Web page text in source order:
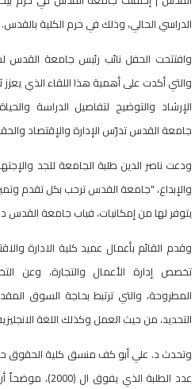
الدراسي الحالي، وذلك في حرم الكلية بالقدس.
وافتتحت الحفل نائب رئيس جامعة القدس
والتي أكدت على أهمية هذا اللقاء الذي
الإرشاد والتوضيح لتفاصيل الدراسة
جامعة القدس تدرّس الإدارة والإقتصاد
ودعت ناصر الدين طلبة الجامعة للجد
والإبداع، "جامعة القدس ترحب بكل تقدم
يتوفر لها من إمكانيات، فباب جامعة القدس
وقدم القائم بأعمال عميد كلية الادارة
تخصص إدارة الأعمال والتجارة، وعن
المطروحة، والتي ترتبط بحاجة السوق
التحديد، من حيث العمل وكذلك اللغة
وتحدث د. علي أبو كف منسق كلية الحقوق
عدد الطلبة الذي